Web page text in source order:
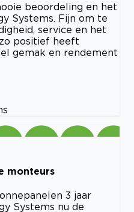
beoordeling en het
Systems. Fijn om te
service en het
positief heeft
gemak en rendement
monteurs
3 jaar
Systems nu de